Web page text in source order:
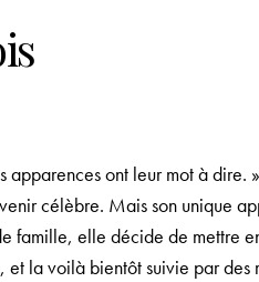
apparences ont leur mot à
célèbre. Mais son unique
famille, elle décide de mettre
et la voilà bientôt suivie par des